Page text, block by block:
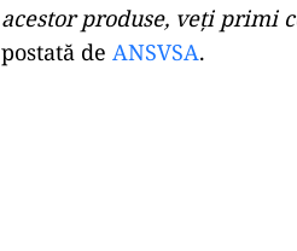
acestor produse, veți primi
postată de ANSVSA.